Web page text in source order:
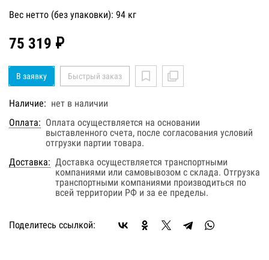
Вес нетто (без упаковки): 94 кг
75 319 ₽
В заявку Быстрый заказ
Наличие: нет в наличии
Оплата: Оплата осуществляется на основании
выставленного счета, после согласования условий
отгрузки партии товара.
Доставка: Доставка осуществляется транспортными
компаниями или самовывозом с склада. Отгрузка
транспортными компаниями производиться по
всей территории РФ и за ее пределы.
Поделитесь ссылкой: